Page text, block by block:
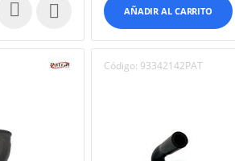
 AÑADIR AL CARRITO
Código: 93342142PAT